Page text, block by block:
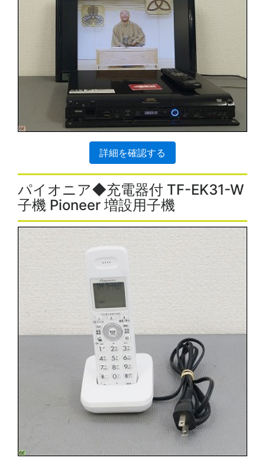
詳細を確認する
パイオニア◆充電器付 TF-EK31-W
子機 Pioneer 増設用子機